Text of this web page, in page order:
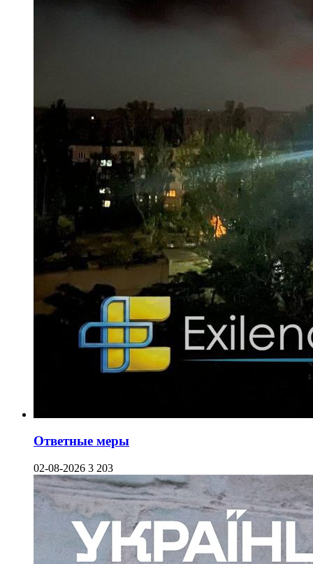
Ответные меры
02-08-2026 3 203